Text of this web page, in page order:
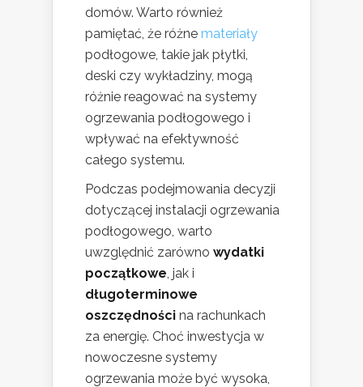
domów. Warto również
pamiętać, że różne materiały
podłogowe, takie jak płytki,
deski czy wykładziny, mogą
różnie reagować na systemy
ogrzewania podłogowego i
wpływać na efektywność
całego systemu.
Podczas podejmowania decyzji
dotyczącej instalacji ogrzewania
podłogowego, warto
uwzględnić zarówno wydatki
początkowe, jak i
długoterminowe
oszczędności na rachunkach
za energię. Choć inwestycja w
nowoczesne systemy
ogrzewania może być wysoka,